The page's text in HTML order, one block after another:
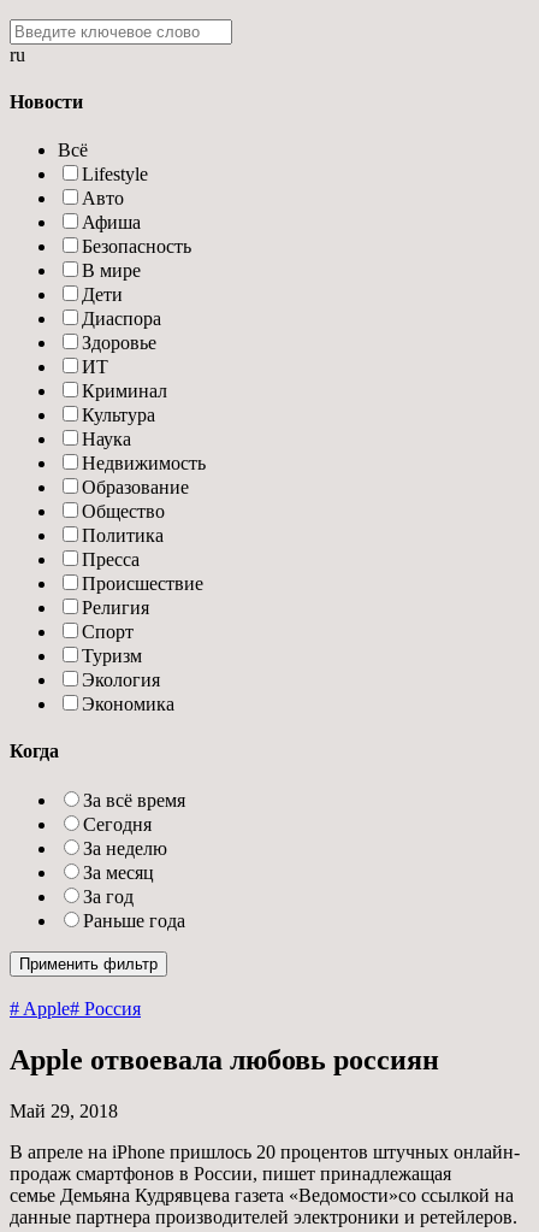
ru
Новости
Всё
Lifestyle
Авто
Афиша
Безопасность
В мире
Дети
Диаспора
Здоровье
ИТ
Криминал
Культура
Наука
Недвижимость
Образование
Общество
Политика
Пресса
Происшествие
Религия
Спорт
Туризм
Экология
Экономика
Когда
За всё время
Сегодня
За неделю
За месяц
За год
Раньше года
# Apple# Россия
Apple отвоевала любовь россиян
Май 29, 2018
В апреле на iPhone пришлось 20 процентов штучных онлайн-
продаж смартфонов в России, пишет принадлежащая
семье Демьяна Кудрявцева газета «Ведомости»со ссылкой на
данные партнера производителей электроники и ретейлеров.